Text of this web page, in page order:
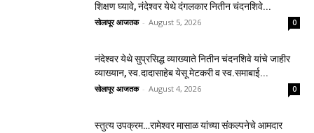
शिक्षण घ्यावे, नंदेश्वर येथे दंगलकार नितीन चंदनशिवे...
सोलापूर आजतक - August 5, 2026 0
नंदेश्वर येथे सुप्रसिद्ध व्याख्याते नितीन चंदनशिवे यांचे जाहीर
व्याख्यान, स्व.दादासाहेब येसू मेटकरी व स्व.समाबाई...
सोलापूर आजतक - August 4, 2026 0
स्तुत्य उपक्रम…रामेश्वर मासाळ यांच्या संकल्पनेचे आमदार